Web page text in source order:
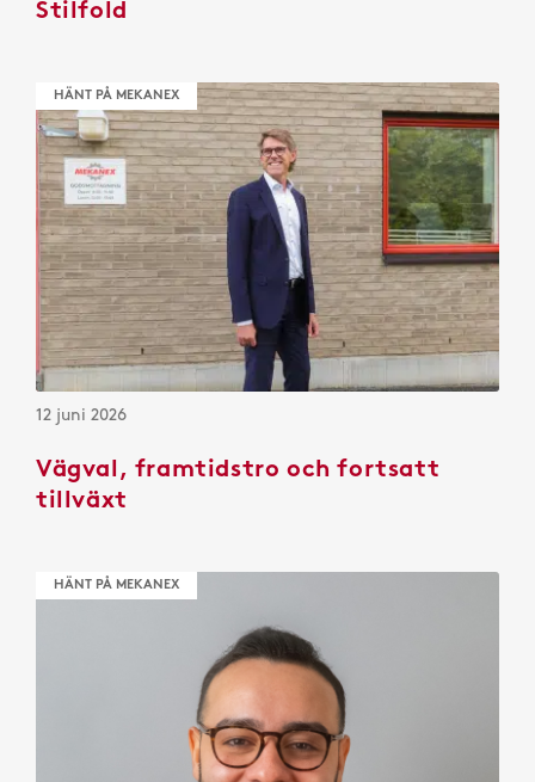
Stilfold
HÄNT PÅ MEKANEX
12 juni 2026
Vägval, framtidstro och fortsatt
tillväxt
HÄNT PÅ MEKANEX